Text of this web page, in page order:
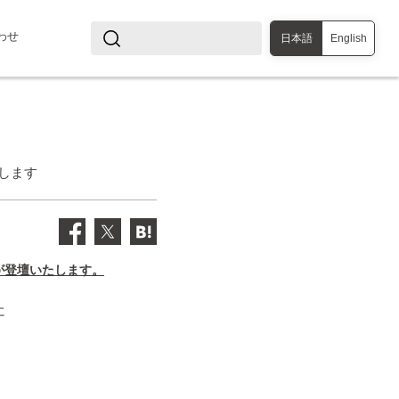
日本語 English
せ
ます
壇いたします。